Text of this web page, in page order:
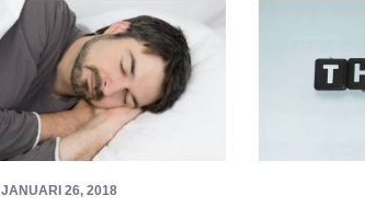
JANUARI 26, 2018